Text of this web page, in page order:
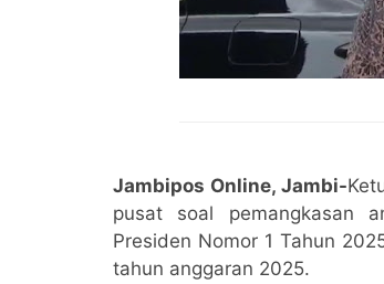
Jambipos Online, Jambi-
pusat soal pemangkasan
Presiden Nomor 1 Tahun
tahun anggaran 2025.